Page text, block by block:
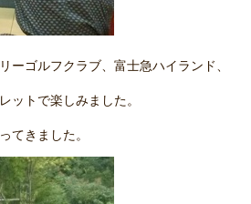
ゴルフクラブ、富士急ハイランド、
ットで楽しみました。
てきました。